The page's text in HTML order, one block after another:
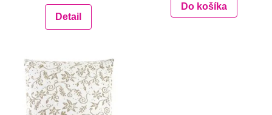
Detail
Do košíka